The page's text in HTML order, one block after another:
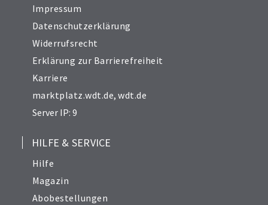
Impressum
Datenschutzerklärung
Widerrufsrecht
Erklärung zur Barrierefreiheit
Karriere
marktplatz.wdt.de,wdt.de
Server IP: 9
HILFE & SERVICE
Hilfe
Magazin
Abobestellungen